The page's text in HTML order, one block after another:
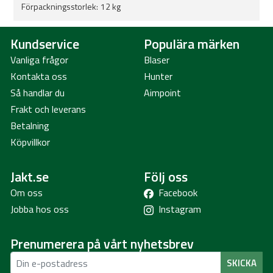
Förpackningsstorlek: 12 kg
Kundservice
Vanliga frågor
Kontakta oss
Så handlar du
Frakt och leverans
Betalning
Köpvillkor
Populära märken
Blaser
Hunter
Aimpoint
Jakt.se
Om oss
Jobba hos oss
Följ oss
Facebook
Instagram
Prenumerera på vårt nyhetsbrev
SKICKA